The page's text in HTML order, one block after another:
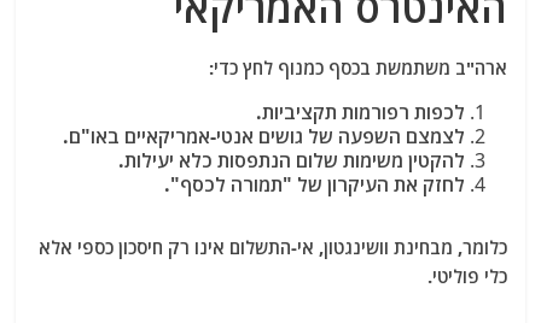
ארה"ב משתמשת בכסף כמנוף לחץ כדי:
לכפות רפורמות תקציביות.
לצמצם השפעה של גושים אנטי-אמריקאיים באו"ם.
להקטין משימות שלום הנתפסות כלא יעילות.
לחזק את העיקרון של "תמורה לכסף".
כלומר, מבחינת וושינגטון, אי-התשלום אינו רק חיסכון כספי אלא
כלי פוליטי.